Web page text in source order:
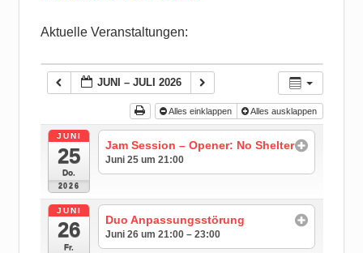
Aktuelle Veranstaltungen:
JUNI – JULI 2026
Alles einklappen Alles ausklappen
JUNI
25
Do.
2026
Jam Session – Opener: No Shelter
Juni 25 um 21:00
JUNI
26
Fr.
Duo Anpassungsstörung
Juni 26 um 21:00 – 23:00